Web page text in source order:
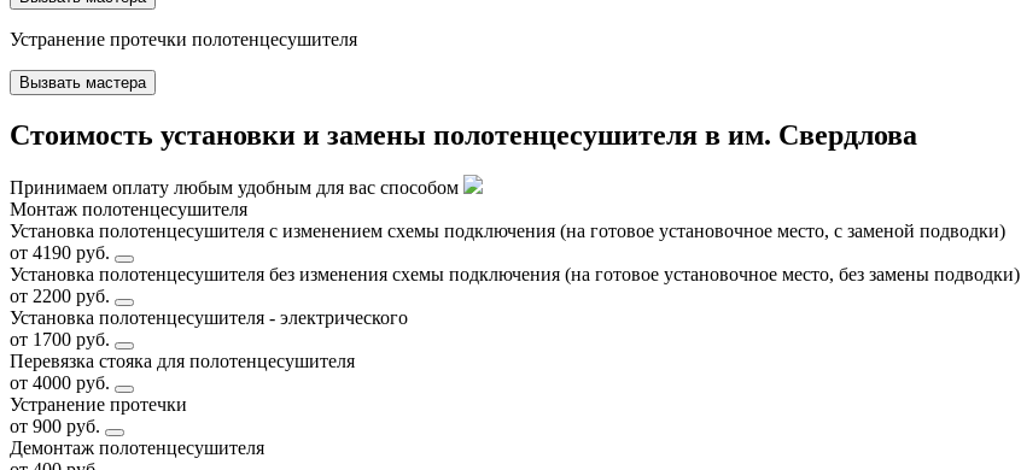
Устранение протечки полотенцесушителя
Вызвать мастера
Стоимость установки и замены полотенцесушителя в им. Свердлова
Принимаем оплату любым удобным для вас способом
Монтаж полотенцесушителя
Установка полотенцесушителя с изменением схемы подключения (на готовое установочное место, с заменой подводки)
от 4190 руб.
Установка полотенцесушителя без изменения схемы подключения (на готовое установочное место, без замены подводки)
от 2200 руб.
Установка полотенцесушителя - электрического
от 1700 руб.
Перевязка стояка для полотенцесушителя
от 4000 руб.
Устранение протечки
от 900 руб.
Демонтаж полотенцесушителя